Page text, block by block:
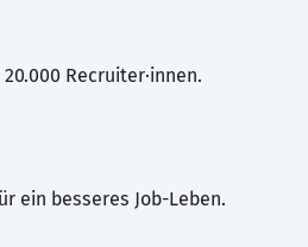
Recruiter·innen.
ein besseres Job-Leben.